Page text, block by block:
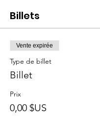
Billets
Vente expirée
Type de billet
Billet
Prix
0,00 $US